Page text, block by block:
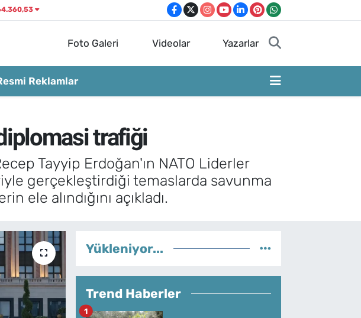
Foto Galeri Videolar Yazarlar
Reklamlar
trafiği
Tayyip Erdoğan'ın NATO Liderler
gerçekleştirdiği temaslarda savunma
alındığını açıkladı.
Yükleniyor...
Trend Haberler
1